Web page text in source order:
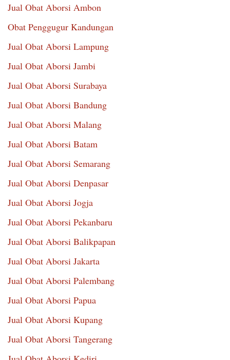
Jual Obat Aborsi Ambon
Obat Penggugur Kandungan
Jual Obat Aborsi Lampung
Jual Obat Aborsi Jambi
Jual Obat Aborsi Surabaya
Jual Obat Aborsi Bandung
Jual Obat Aborsi Malang
Jual Obat Aborsi Batam
Jual Obat Aborsi Semarang
Jual Obat Aborsi Denpasar
Jual Obat Aborsi Jogja
Jual Obat Aborsi Pekanbaru
Jual Obat Aborsi Balikpapan
Jual Obat Aborsi Jakarta
Jual Obat Aborsi Palembang
Jual Obat Aborsi Papua
Jual Obat Aborsi Kupang
Jual Obat Aborsi Tangerang